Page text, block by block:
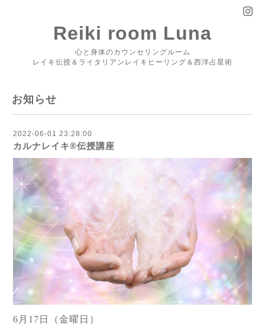
Reiki room Luna
心と身体のカウンセリングルーム
レイキ伝授＆ライタリアンレイキヒーリング＆西洋占星術
お知らせ
2022-06-01 23:28:00
カルナレイキ®︎伝授講座
6 月 17 日（金曜日）